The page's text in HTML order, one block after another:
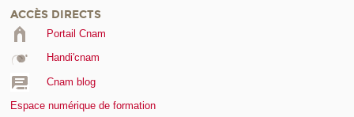
ACCÈS DIRECTS
Portail Cnam
Handi'cnam
Cnam blog
Espace numérique de formation